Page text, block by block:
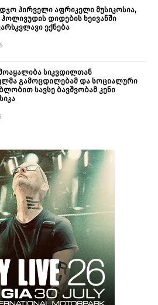
პირველი აფრიკელი მუსიკოსია,
დიდების ხეივანში
ექნება
სიკვდილთან
გამოცდილებამ და სოციალური
სავსე ბავშვობამ კენი